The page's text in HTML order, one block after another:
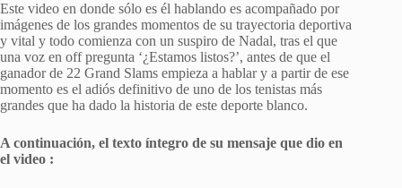
Este video en donde sólo es él hablando es acompañado por
imágenes de los grandes momentos de su trayectoria deportiva
y vital y todo comienza con un suspiro de Nadal, tras el que
una voz en off pregunta ‘¿Estamos listos?’, antes de que el
ganador de 22 Grand Slams empieza a hablar y a partir de ese
momento es el adiós definitivo de uno de los tenistas más
grandes que ha dado la historia de este deporte blanco.
A continuación, el texto íntegro de su mensaje que dio en
el video :